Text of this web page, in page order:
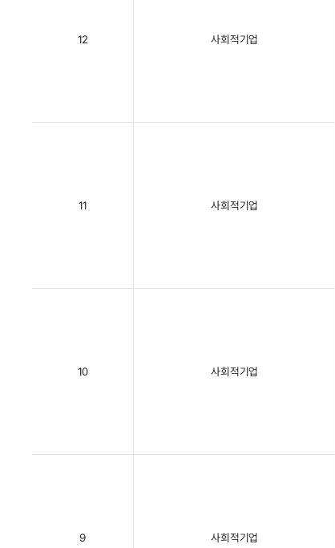
12 사회적기업
11 사회적기업
10 사회적기업
9 사회적기업